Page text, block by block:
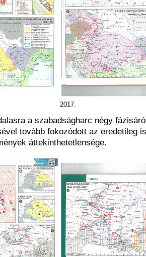
2017.
a szabadságharc négy
tovább fokozódott az eredetileg
áttekinthetetlensége.